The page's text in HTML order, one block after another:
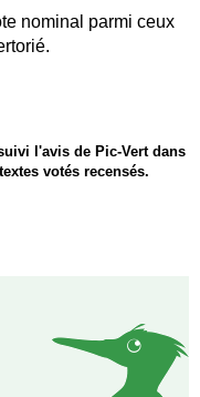
nominal parmi ceux
l'avis de Pic-Vert dans
votés recensés.